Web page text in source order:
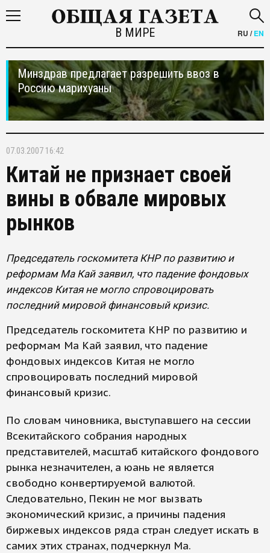
В МИРЕ RU /EN
Минздрав предлагает разрешить ввоз в
Россию марихуаны
07.03.2007 16:42
Китай не признает своей
вины в обвале мировых
рынков
Председатель госкомитета КНР по развитию и
реформам Ма Кай заявил, что падение фондовых
индексов Китая не могло спровоцировать
последний мировой финансовый кризис.
Председатель госкомитета КНР по развитию и
реформам Ма Кай заявил, что падение
фондовых индексов Китая не могло
спровоцировать последний мировой
финансовый кризис.
По словам чиновника, выступавшего на сессии
Всекитайского собрания народных
представителей, масштаб китайского фондового
рынка незначителен, а юань не является
свободно конвертируемой валютой.
Следовательно, Пекин не мог вызвать
экономический кризис, а причины падения
биржевых индексов ряда стран следует искать в
самих этих странах, подчеркнул Ма.